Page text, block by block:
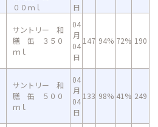
００ｍｌ
日
サントリー 和
膳 缶 ３５０
ｍｌ
04
月
04
日
147 94% 72% 190
サントリー 和
膳 缶 ５００
ｍｌ
04
月
04
日
133 98% 41% 249